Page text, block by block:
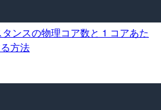
ンスの物理コア数と 1 コアあた
方法